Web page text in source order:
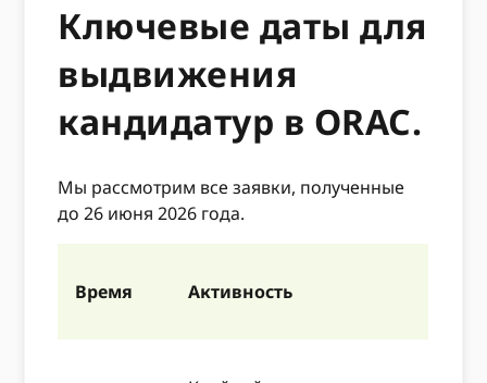
Ключевые даты для
выдвижения
кандидатур в ORAC.
Мы рассмотрим все заявки, полученные
до 26 июня 2026 года.
Время Активность